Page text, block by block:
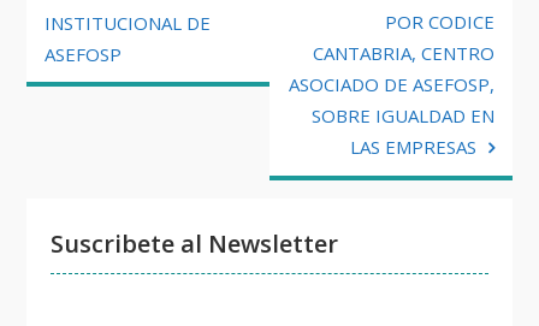
de
entradas
INSTITUCIONAL DE
ASEFOSP
POR CODICE
CANTABRIA, CENTRO
ASOCIADO DE ASEFOSP,
SOBRE IGUALDAD EN
LAS EMPRESAS
Suscribete al Newsletter